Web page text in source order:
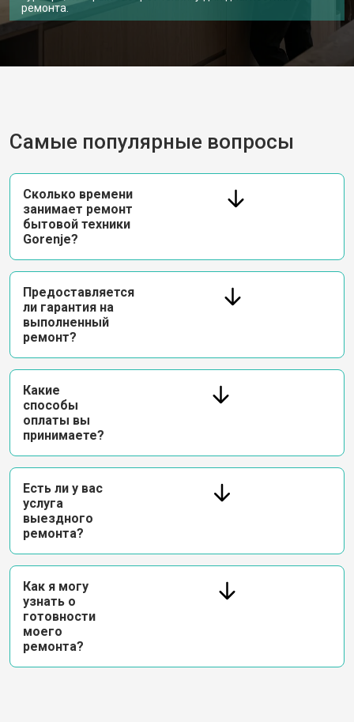
ремонта.
Самые популярные вопросы
Сколько времени
занимает ремонт
бытовой техники
Gorenje?
Предоставляется
ли гарантия на
выполненный
ремонт?
Какие
способы
оплаты вы
принимаете?
Есть ли у вас
услуга
выездного
ремонта?
Как я могу
узнать о
готовности
моего
ремонта?